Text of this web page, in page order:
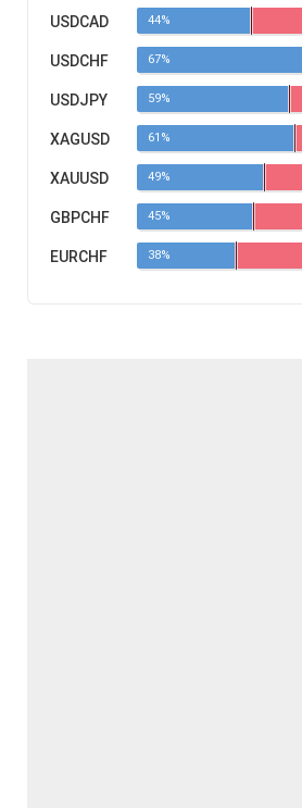
USDCAD 44%
USDCHF 67%
USDJPY 59%
XAGUSD 61%
XAUUSD 49%
GBPCHF 45%
EURCHF 38%